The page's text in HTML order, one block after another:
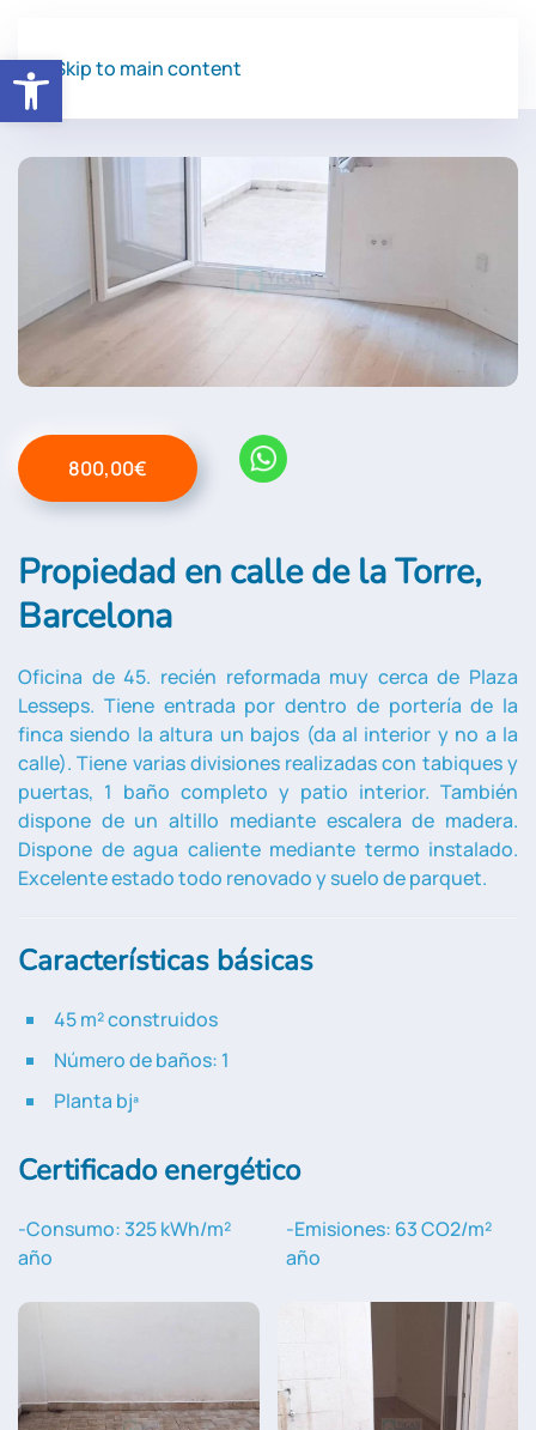
Abrir barra de herramientas
Skip to main content
800,00€
Propiedad en calle de la Torre,
Barcelona
Oficina de 45. recién reformada muy cerca de Plaza
Lesseps. Tiene entrada por dentro de portería de la
finca siendo la altura un bajos (da al interior y no a la
calle). Tiene varias divisiones realizadas con tabiques y
puertas, 1 baño completo y patio interior. También
dispone de un altillo mediante escalera de madera.
Dispone de agua caliente mediante termo instalado.
Excelente estado todo renovado y suelo de parquet.
Características básicas
45 m² construidos
Número de baños: 1
Planta bjª
Certificado energético
-Consumo: 325 kWh/m²
año
-Emisiones: 63 CO2/m²
año